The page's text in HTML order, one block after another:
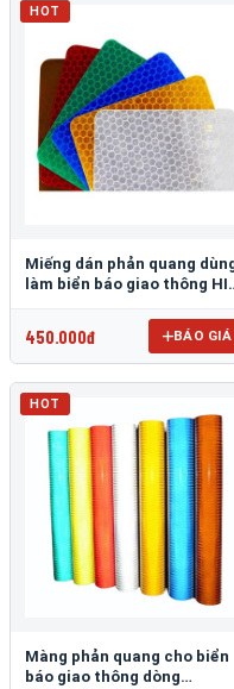
HOT
Miếng dán phản quang
làm biển báo giao thông
450.000đ BÁO GIÁ
HOT
Màng phản quang cho biển
báo giao thông dòng